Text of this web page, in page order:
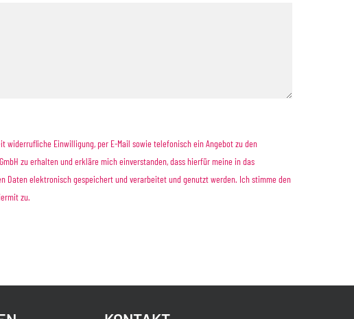
widerrufliche Einwilligung, per E-Mail sowie telefonisch ein Angebot zu den
zu erhalten und erkläre mich einverstanden, dass hierfür meine in das
Daten elektronisch gespeichert und verarbeitet und genutzt werden. Ich stimme den
zu.